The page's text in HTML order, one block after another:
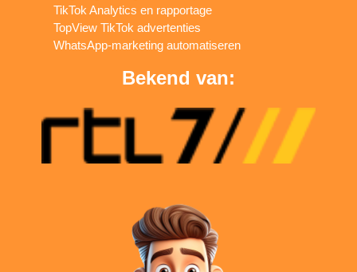
TikTok Analytics en rapportage
TopView TikTok advertenties
WhatsApp-marketing automatiseren
Bekend van: